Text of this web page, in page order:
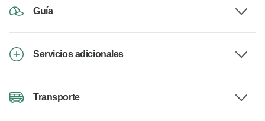
Guía
Servicios adicionales
Transporte